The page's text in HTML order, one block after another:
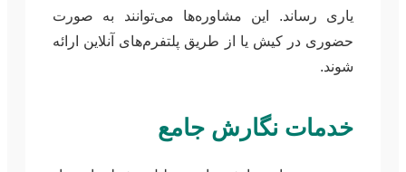
یاری رساند. این مشاوره‌ها می‌توانند به صورت
حضوری در کیش یا از طریق پلتفرم‌های آنلاین ارائه
شوند.
خدمات نگارش جامع